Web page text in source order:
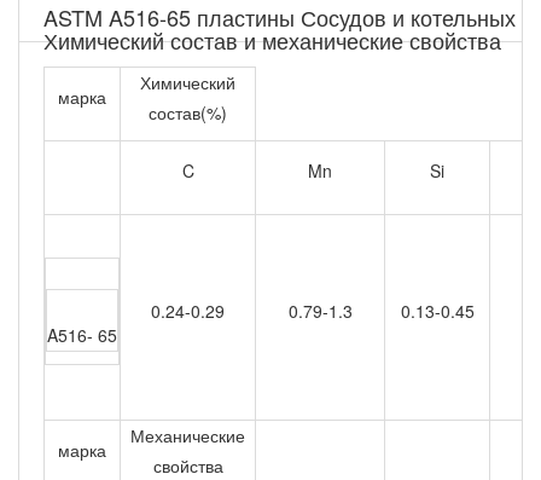
ASTM A516-65 пластины Сосудов и котельных
Химический состав и механические свойства
марка
Химический
состав(%)
C Mn Si
A516- 65
0.24-0.29 0.79-1.3 0.13-0.45
марка
Механические
свойства